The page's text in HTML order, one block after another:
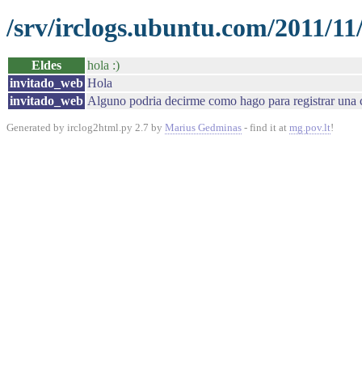
/srv/irclogs.ubuntu.com/2011/
Eldes
hola :)
invitado_web Hola
invitado_web Alguno podria decirme como hago para registrar una
Generated by irclog2html.py 2.7 by Marius Gedminas - find it at mg.pov.lt!